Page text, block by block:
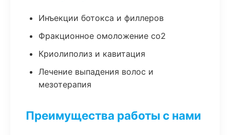
Инъекции ботокса и филлеров
Фракционное омоложение co2
Криолиполиз и кавитация
Лечение выпадения волос и
мезотерапия
Преимущества работы с нами